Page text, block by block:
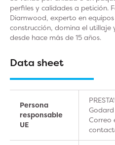
perfiles y calidades a petición.
Diamwood, experto en
construcción, domina el utillaje
desde hace más de 15 años.
Data sheet
Persona
responsable
UE
Godard
Correo